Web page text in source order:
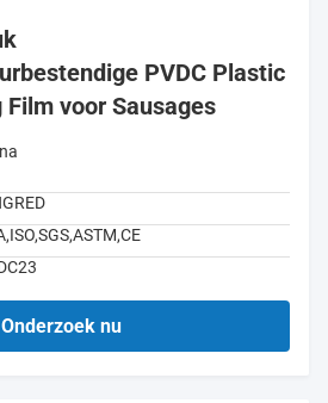
PVDC Plastic
Film voor Sausages
Onderzoek nu